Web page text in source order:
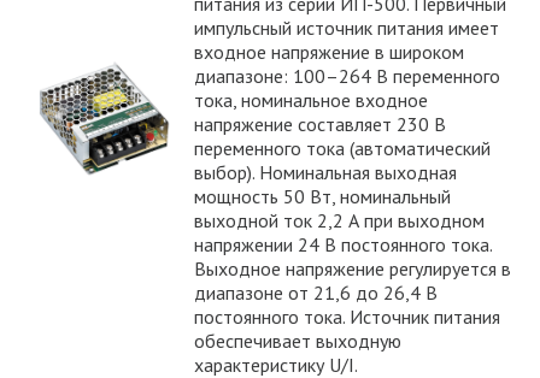
импульсный источник питания имеет
входное напряжение в широком
диапазоне: 100–264 В переменного
тока, номинальное входное
напряжение составляет 230 В
переменного тока (автоматический
выбор). Номинальная выходная
мощность 50 Вт, номинальный
выходной ток 2,2 А при выходном
напряжении 24 В постоянного тока.
Выходное напряжение регулируется в
диапазоне от 21,6 до 26,4 В
постоянного тока. Источник питания
обеспечивает выходную
характеристику U/I.